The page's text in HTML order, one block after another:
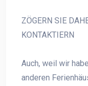
ZÖGERN SIE
KONTAKTIERN
Auch, weil wir
anderen